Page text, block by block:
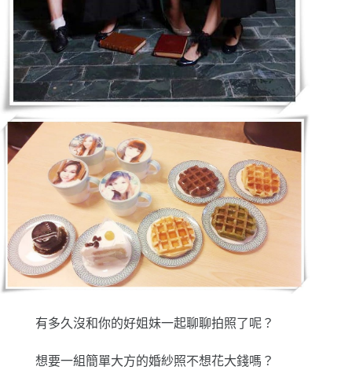
有多久沒和你的好姐妹一起聊聊拍照了呢？
想要一組簡單大方的婚紗照不想花大錢嗎？